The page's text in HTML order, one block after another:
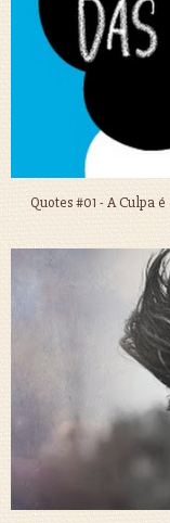
Quotes #01 - A Culpa